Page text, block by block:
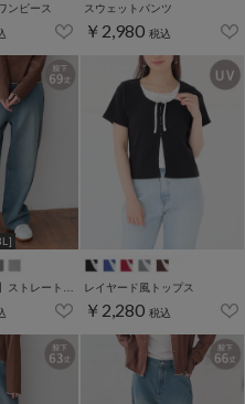
ンピース スウェットパンツ
￥2,980 税込
【股下６９ｃｍ】ストレートパンツ(股下60/63/66/69/72cm展開) レイヤード風トップス
￥2,280 税込